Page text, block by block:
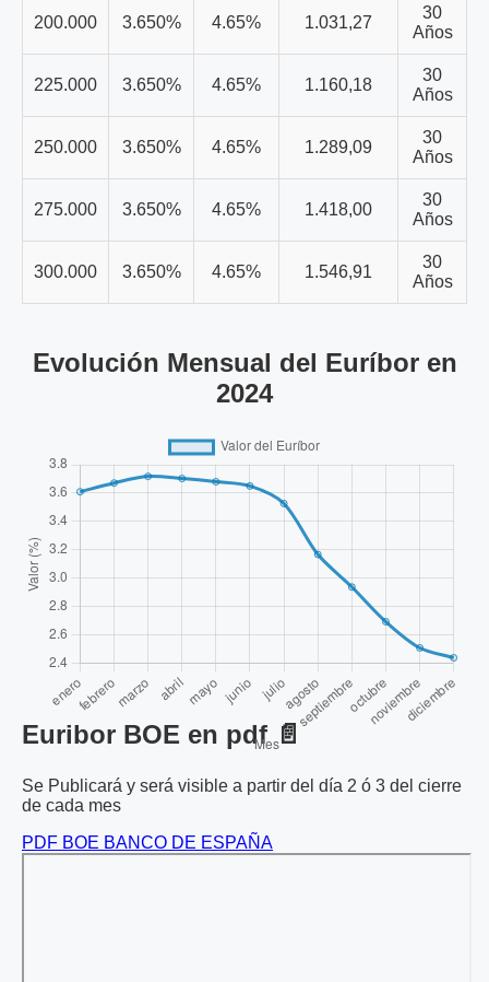
200.000 3.650% 4.65% 1.031,27
30
Años
225.000 3.650% 4.65% 1.160,18
30
Años
250.000 3.650% 4.65% 1.289,09
30
Años
275.000 3.650% 4.65% 1.418,00
30
Años
300.000 3.650% 4.65% 1.546,91
30
Años
Evolución Mensual del Euríbor en
2024
Euribor BOE en pdf 📄
Se Publicará y será visible a partir del día 2 ó 3 del cierre
de cada mes
PDF BOE BANCO DE ESPAÑA